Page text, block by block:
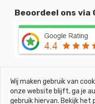
Beoordeel ons via
Wij maken gebruik van
onze website blijft, ga je
gebruik hiervan. Bekijk